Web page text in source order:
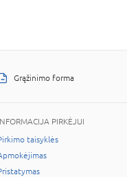
Grąžinimo forma
PIRKĖJUI
taisyklės